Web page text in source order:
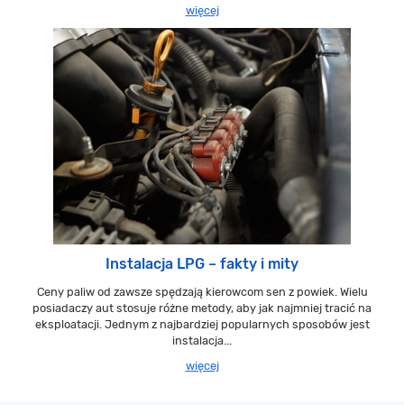
więcej
Instalacja LPG – fakty i mity
Ceny paliw od zawsze spędzają kierowcom sen z powiek. Wielu
posiadaczy aut stosuje różne metody, aby jak najmniej tracić na
eksploatacji. Jednym z najbardziej popularnych sposobów jest
instalacja...
więcej